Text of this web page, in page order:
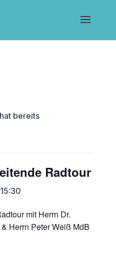
bereits
Radtour
15:30
mit Herrn Dr.
Herrn Peter Weiß MdB